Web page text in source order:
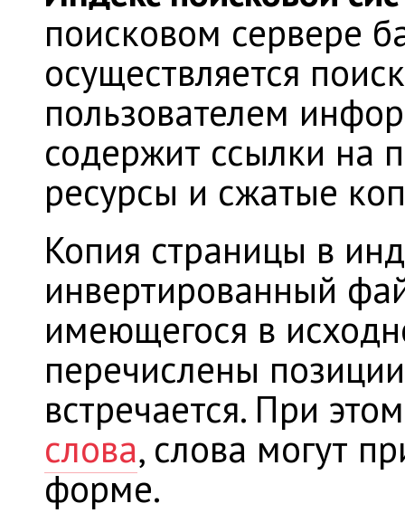
поисковом сервере
осуществляется
пользователем
содержит ссылки на
ресурсы и сжатые
Копия страницы в
инвертированный
имеющегося в
перечислены
встречается. При
слова, слова могут
форме.